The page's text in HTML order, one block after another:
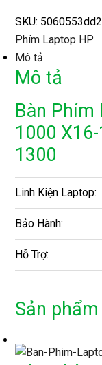
SKU:
Phím Laptop HP
Mô tả
Mô tả
Bàn Phím
1000
1300
Linh Kiện Laptop:
Bảo Hành:
Hỗ Trợ:
Sản